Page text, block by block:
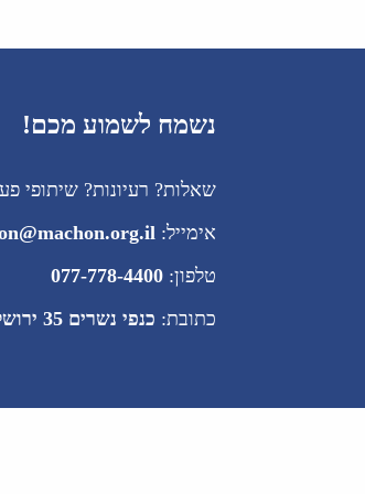
נשמח לשמוע מכם!
שאלות? רעיונות? שיתופי
אימייל:
טלפון: 077-778-4400
כתובת: כנפי נשרים 35 ירושלים, קומה 8